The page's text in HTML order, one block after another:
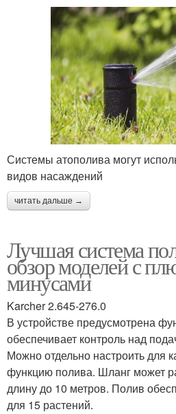
Системы атополива могут
видов насаждений
читать дальше →
Лучшая система
обзор моделей с
минусами
Karcher 2.645-276.0
В устройстве предусмотрена
обеспечивает контроль над
Можно отдельно настроить для
функцию полива. Шланг может
длину до 10 метров. Полив
для 15 растений.